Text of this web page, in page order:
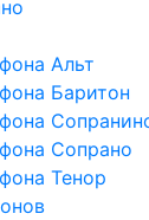
Альт
Баритон
Сопрано
Тенор